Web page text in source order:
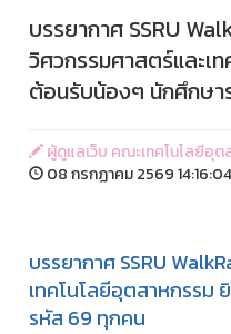
บรรยากาศ SSRU
วิศวกรรมศาสตร์และเ
ต้อนรับน้องๆ นักศึกษ
ผู้ดูแลเว็บ คณะเทคโนโลยีอุต
08 กรกฏาคม 2569 14:16:04
บรรยากาศ SSRU
เทคโนโลยีอุตสาหกรร
รหัส 69 ทุกคน